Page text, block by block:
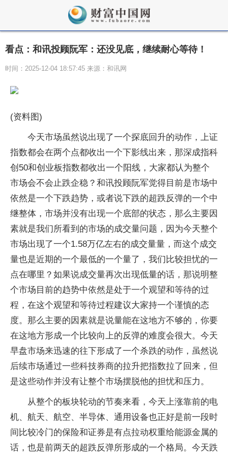
看点：和讯投顾阮军：还没见底，继续耐心等待！
时间：2025-12-04 18:57:45 来源：和讯网
(资料图)
今天市场虽然说出现了一个探底回升的动作，上证
指数都会在两个点都收出一个下影线出来，那深成指科
创50和创业板指数都收出一个阳线，大家都认为整个
市场会不会止跌企稳？和讯投顾阮军觉得目前是市场中
依然是一个下跌趋势，或者说下跌的超跌反弹的一个中
继整体，市场并没有出现一个底部的状态，那么主要因
素就是我们所看到的市场的成交量问题，因为今天整个
市场出现了一个1.58万亿左右的成交量量，而这个成交
量也是近期的一个最低的一个量了，我们比较担忧的一
点在哪里？如果说成交量再次出现低量的话，那说明整
个市场目前的趋势中依然是处于一个观望和等待的过
程，在这个观望和等待过程建议大家持一个谨慎的态
度。那么主要的因素就是说量能在这地方不够的，你要
在这地方形成一个比较向上的反弹的难度会很大。今天
早盘市场来迅速的往下形成了一个杀跌的动作，虽然说
后续市场通过一些科技券商的拉升把指数拉了回来，但
是这些动作并没有让整个市场摆脱他的担忧和压力。
从整个的板块轮动的节奏来看，今天上涨靠前的电
机、航天、航空、半导体、通用设备也正好是前一段时
间比较冷门的保险和证券是有点拉动权重给能源金属的
话，也是前两天的超跌反弹所形成的一个格局。今天跌